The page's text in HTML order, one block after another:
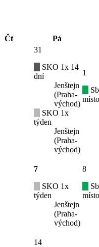
Čt Pá
31
SKO 1x 14
dní
Jenštejn
(Praha-
východ)
SKO 1x
týden
Jenštejn
(Praha-
východ)
1
7
SKO 1x
týden
Jenštejn
(Praha-
východ)
8
14